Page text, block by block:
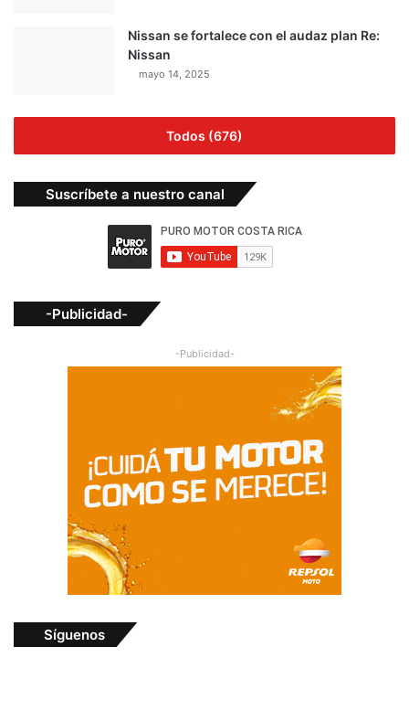
Nissan se fortalece con el audaz plan Re:
Nissan
mayo 14, 2025
Todos (676)
Suscríbete a nuestro canal
-Publicidad-
-Publicidad-
Síguenos